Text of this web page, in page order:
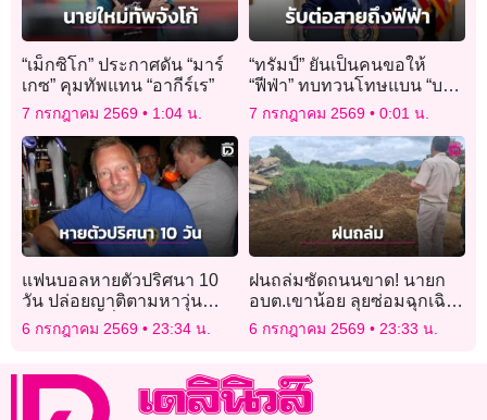
“เม็กซิโก” ประกาศดัน “มาร์
เกซ” คุมทัพแทน “อากีร์เร”
7 กรกฎาคม 2569 1:04 น.
“ทรัมป์” ยันเป็นคนขอให้
“ฟีฟ่า” ทบทวนโทษแบน “บา
โลกุน”
7 กรกฎาคม 2569 0:01 น.
แฟนบอลหายตัวปริศนา 10
วัน ปล่อยญาติตามหาวุ่น
ขณะเจ้าตัวนั่งเชียร์บอลโลก
สบายใจเฉิบ
6 กรกฎาคม 2569 23:34 น.
ฝนถล่มซัดถนนขาด! นายก
อบต.เขาน้อย ลุยซ่อมฉุกเฉิน
ชาวบ้านคาใจถนนส่อไม่ได้
มาตรฐาน
6 กรกฎาคม 2569 23:33 น.